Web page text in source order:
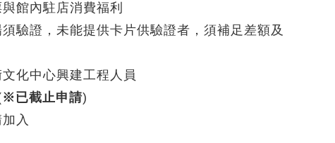
館內駐店消費福利
驗證，未能提供卡片供驗證者，須補足差額及
化中心興建工程人員
※已截止申請)
入